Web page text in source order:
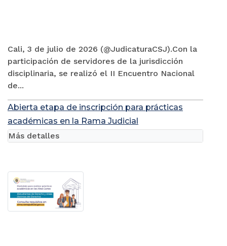
Cali, 3 de julio de 2026 (@JudicaturaCSJ).Con la
participación de servidores de la jurisdicción
disciplinaria, se realizó el II Encuentro Nacional
de...
Abierta etapa de inscripción para prácticas
académicas en la Rama Judicial
Más detalles